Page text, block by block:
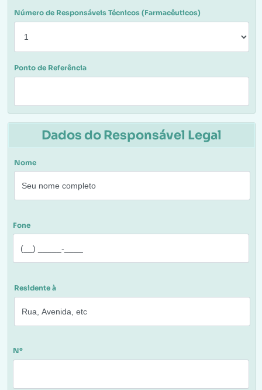
Número de Responsáveis Técnicos (Farmacêuticos)
Ponto de Referência
Dados do Responsável Legal
Nome
Fone
Residente à
Nº